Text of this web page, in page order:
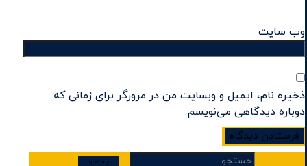
وب‌ سایت
ذخیره نام، ایمیل و وبسایت من در مرورگر برای زمانی که
دوباره دیدگاهی می‌نویسم.
فرستادن دیدگاه
جستجو
جستجو